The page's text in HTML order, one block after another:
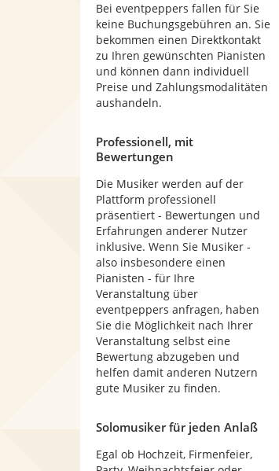
Bei eventpeppers fallen für Sie
keine Buchungsgebühren an. Sie
bekommen einen Direktkontakt
zu Ihren gewünschten Pianisten
und können dann individuell
Preise und Zahlungsmodalitäten
aushandeln.
Professionell, mit
Bewertungen
Die Musiker werden auf der
Plattform professionell
präsentiert - Bewertungen und
Erfahrungen anderer Nutzer
inklusive. Wenn Sie Musiker -
also insbesondere einen
Pianisten - für Ihre
Veranstaltung über
eventpeppers anfragen, haben
Sie die Möglichkeit nach Ihrer
Veranstaltung selbst eine
Bewertung abzugeben und
helfen damit anderen Nutzern
gute Musiker zu finden.
Solomusiker für jeden Anlaß
Egal ob Hochzeit, Firmenfeier,